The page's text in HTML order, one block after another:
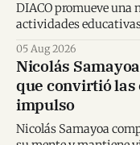
DIACO promueve una
actividades
05 Aug 2026
Nicolás
que convirtió
impulso
Nicolás Samayoa